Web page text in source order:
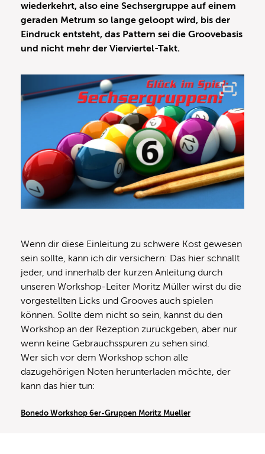
wiederkehrt, also eine Sechsergruppe auf einem
geraden Metrum so lange geloopt wird, bis der
Eindruck entsteht, das Pattern sei die Groovebasis
und nicht mehr der Vierviertel-Takt.
Wenn dir diese Einleitung zu schwere Kost gewesen
sein sollte, kann ich dir versichern: Das hier schnallt
jeder, und innerhalb der kurzen Anleitung durch
unseren Workshop-Leiter Moritz Müller wirst du die
vorgestellten Licks und Grooves auch spielen
können. Sollte dem nicht so sein, kannst du den
Workshop an der Rezeption zurückgeben, aber nur
wenn keine Gebrauchsspuren zu sehen sind.
Wer sich vor dem Workshop schon alle
dazugehörigen Noten herunterladen möchte, der
kann das hier tun:
Bonedo Workshop 6er-Gruppen Moritz Mueller